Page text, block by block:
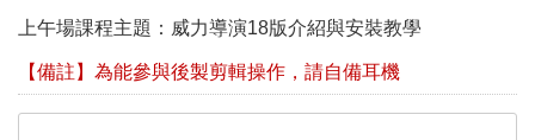
上午場課程主題：威力導演18版介紹與安裝教學
【備註】為能參與後製剪輯操作，請自備耳機